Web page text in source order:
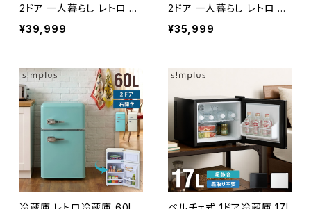
2ドア 一人暮らし レトロ レ
トロカラー デザイン サブ 冷
凍 冷蔵 おしゃれ かわいい
キッチン家電 新生活 simpl
us シンプラス SP-120LRD
2【送料無料】
¥39,999
2ドア 一人暮らし レトロ レ
トロカラー デザイン サブ 冷
凍 冷蔵 おしゃれ かわいい
キッチン家電 新生活 simpl
us シンプラス SP-100LRD
2【送料無料】
¥35,999